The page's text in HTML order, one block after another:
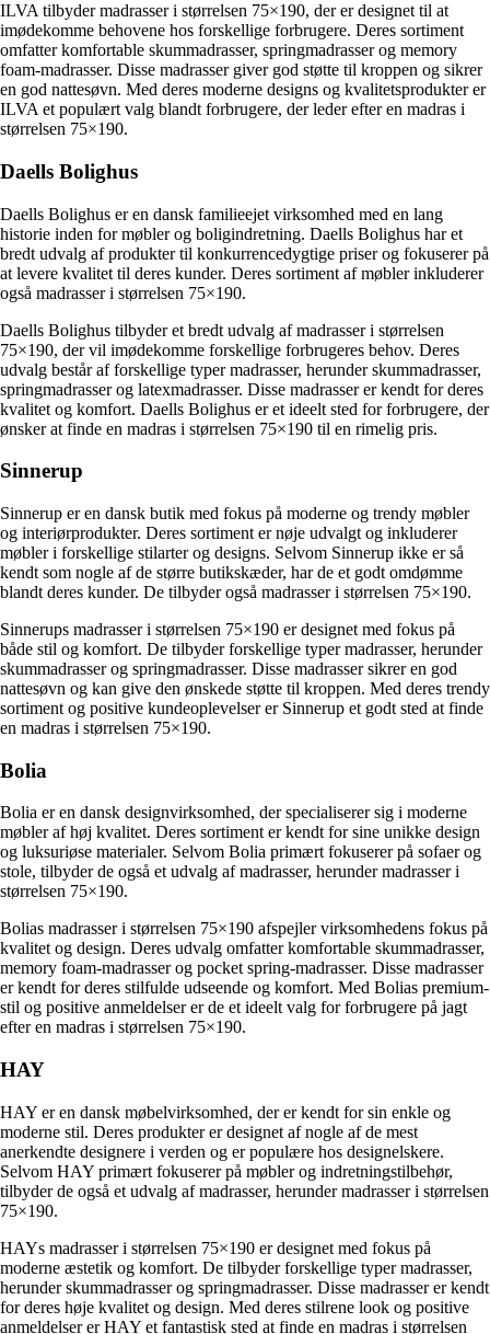
ILVA tilbyder madrasser i størrelsen 75×190, der er designet til at
imødekomme behovene hos forskellige forbrugere. Deres sortiment
omfatter komfortable skummadrasser, springmadrasser og memory
foam-madrasser. Disse madrasser giver god støtte til kroppen og sikrer
en god nattesøvn. Med deres moderne designs og kvalitetsprodukter er
ILVA et populært valg blandt forbrugere, der leder efter en madras i
størrelsen 75×190.
Daells Bolighus
Daells Bolighus er en dansk familieejet virksomhed med en lang
historie inden for møbler og boligindretning. Daells Bolighus har et
bredt udvalg af produkter til konkurrencedygtige priser og fokuserer på
at levere kvalitet til deres kunder. Deres sortiment af møbler inkluderer
også madrasser i størrelsen 75×190.
Daells Bolighus tilbyder et bredt udvalg af madrasser i størrelsen
75×190, der vil imødekomme forskellige forbrugeres behov. Deres
udvalg består af forskellige typer madrasser, herunder skummadrasser,
springmadrasser og latexmadrasser. Disse madrasser er kendt for deres
kvalitet og komfort. Daells Bolighus er et ideelt sted for forbrugere, der
ønsker at finde en madras i størrelsen 75×190 til en rimelig pris.
Sinnerup
Sinnerup er en dansk butik med fokus på moderne og trendy møbler
og interiørprodukter. Deres sortiment er nøje udvalgt og inkluderer
møbler i forskellige stilarter og designs. Selvom Sinnerup ikke er så
kendt som nogle af de større butikskæder, har de et godt omdømme
blandt deres kunder. De tilbyder også madrasser i størrelsen 75×190.
Sinnerups madrasser i størrelsen 75×190 er designet med fokus på
både stil og komfort. De tilbyder forskellige typer madrasser, herunder
skummadrasser og springmadrasser. Disse madrasser sikrer en god
nattesøvn og kan give den ønskede støtte til kroppen. Med deres trendy
sortiment og positive kundeoplevelser er Sinnerup et godt sted at finde
en madras i størrelsen 75×190.
Bolia
Bolia er en dansk designvirksomhed, der specialiserer sig i moderne
møbler af høj kvalitet. Deres sortiment er kendt for sine unikke design
og luksuriøse materialer. Selvom Bolia primært fokuserer på sofaer og
stole, tilbyder de også et udvalg af madrasser, herunder madrasser i
størrelsen 75×190.
Bolias madrasser i størrelsen 75×190 afspejler virksomhedens fokus på
kvalitet og design. Deres udvalg omfatter komfortable skummadrasser,
memory foam-madrasser og pocket spring-madrasser. Disse madrasser
er kendt for deres stilfulde udseende og komfort. Med Bolias premium-
stil og positive anmeldelser er de et ideelt valg for forbrugere på jagt
efter en madras i størrelsen 75×190.
HAY
HAY er en dansk møbelvirksomhed, der er kendt for sin enkle og
moderne stil. Deres produkter er designet af nogle af de mest
anerkendte designere i verden og er populære hos designelskere.
Selvom HAY primært fokuserer på møbler og indretningstilbehør,
tilbyder de også et udvalg af madrasser, herunder madrasser i størrelsen
75×190.
HAYs madrasser i størrelsen 75×190 er designet med fokus på
moderne æstetik og komfort. De tilbyder forskellige typer madrasser,
herunder skummadrasser og springmadrasser. Disse madrasser er kendt
for deres høje kvalitet og design. Med deres stilrene look og positive
anmeldelser er HAY et fantastisk sted at finde en madras i størrelsen